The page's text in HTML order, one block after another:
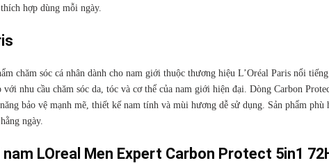
hợp dùng mỗi ngày.
chăm sóc cá nhân dành cho nam giới thuộc thương hiệu L’Oréal Paris nổi
nhu cầu chăm sóc da, tóc và cơ thể của nam giới hiện đại. Dòng Carbon
bảo vệ mạnh mẽ, thiết kế nam tính và mùi hương dễ sử dụng. Sản phẩm
ngày.
LOreal Men Expert Carbon Protect 5in1